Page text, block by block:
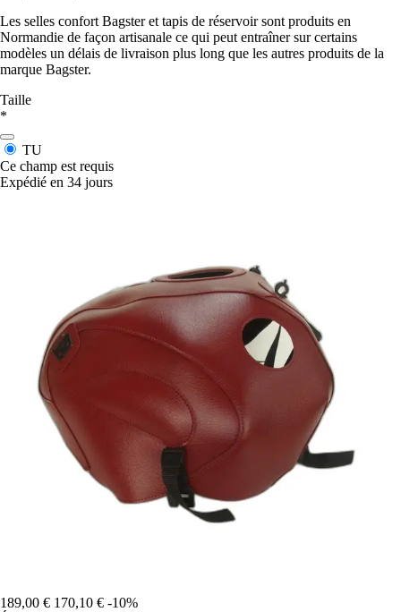
Les selles confort Bagster et tapis de réservoir sont produits en
Normandie de façon artisanale ce qui peut entraîner sur certains
modèles un délais de livraison plus long que les autres produits de la
marque Bagster.
Taille
*
TU
Ce champ est requis
Expédié en 34 jours
189,00 € 170,10 € -10%